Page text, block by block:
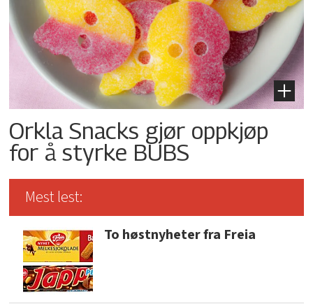
Orkla Snacks gjør oppkjøp
for å styrke BUBS
Mest lest:
To høstnyheter fra Freia